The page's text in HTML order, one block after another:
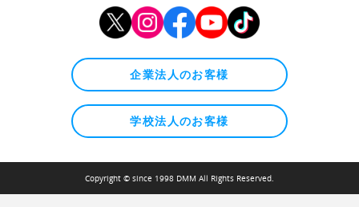
企業法人のお客様
学校法人のお客様
Copyright © since 1998 DMM All Rights Reserved.